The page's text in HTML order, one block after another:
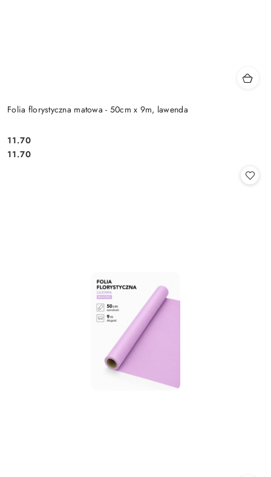
Folia florystyczna matowa - 50cm x 9m, lawenda
Cena:
11.70
Cena:
11.70